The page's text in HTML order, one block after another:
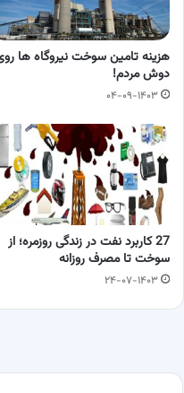
هزینه تامین سوخت نیروگاه‌ ها
دوش مردم!
۰۴-۰۹-۱۴۰۳
27 کاربرد نفت در زندگی روزمره؛ از
سوخت تا مصرف روزانه
۲۴-۰۷-۱۴۰۳